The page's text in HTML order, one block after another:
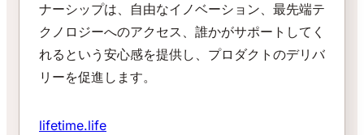
ナーシップは、自由なイノベーション、最先端テ
クノロジーへのアクセス、誰かがサポートしてく
れるという安心感を提供し、プロダクトのデリバ
リーを促進します。
lifetime.life